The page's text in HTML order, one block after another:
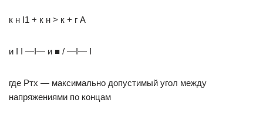
к н I1 + к н > к + г А
и I I —I— и ■ / —I— I
где Ртх — максимально допустимый угол между
напряжениями по концам